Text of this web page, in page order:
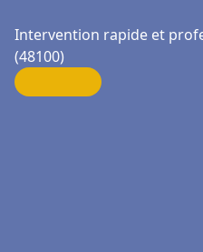
Intervention rapide et
(48100)